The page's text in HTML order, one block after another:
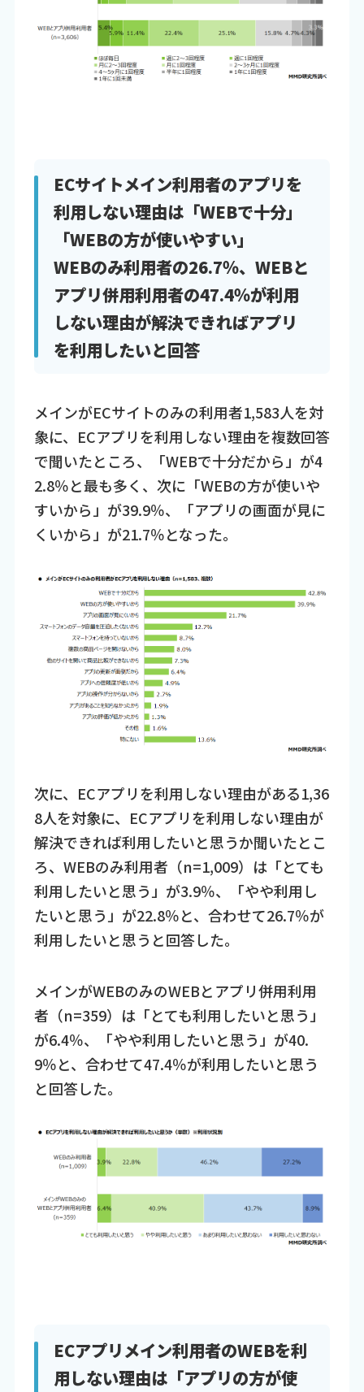
ECサイトメイン利用者のアプリを
利用しない理由は「WEBで十分」
「WEBの方が使いやすい」
WEBのみ利用者の26.7％、WEBと
アプリ併用利用者の47.4％が利用
しない理由が解決できればアプリ
を利用したいと回答
メインがECサイトのみの利用者1,583人を対
象に、ECアプリを利用しない理由を複数回答
で聞いたところ、「WEBで十分だから」が4
2.8％と最も多く、次に「WEBの方が使いや
すいから」が39.9％、「アプリの画面が見に
くいから」が21.7％となった。
次に、ECアプリを利用しない理由がある1,36
8人を対象に、ECアプリを利用しない理由が
解決できれば利用したいと思うか聞いたとこ
ろ、WEBのみ利用者（n=1,009）は「とても
利用したいと思う」が3.9％、「やや利用し
たいと思う」が22.8％と、合わせて26.7％が
利用したいと思うと回答した。
メインがWEBのみのWEBとアプリ併用利用
者（n=359）は「とても利用したいと思う」
が6.4％、「やや利用したいと思う」が40.
9％と、合わせて47.4％が利用したいと思う
と回答した。
ECアプリメイン利用者のWEBを利
用しない理由は「アプリの方が使